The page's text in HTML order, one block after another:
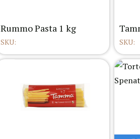
Rummo Pasta 1 kg
SKU: SKU: